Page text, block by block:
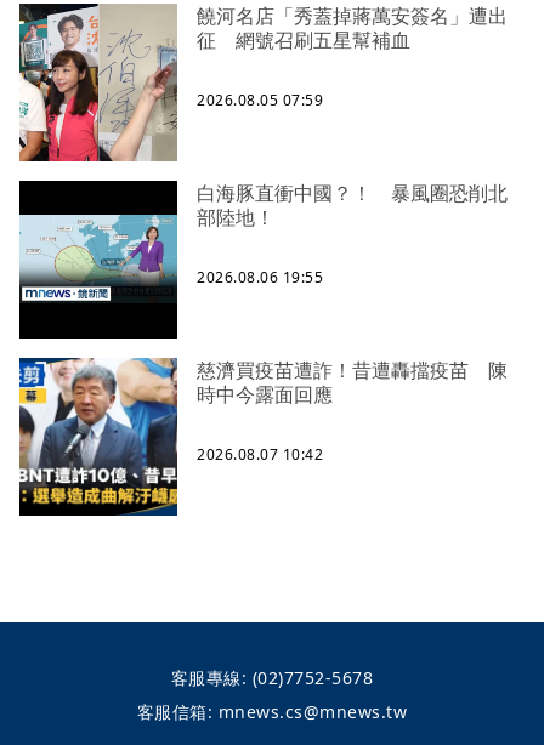
饒河名店「秀蓋掉蔣萬安簽名」遭出
征 網號召刷五星幫補血
2026.08.05 07:59
白海豚直衝中國？！ 暴風圈恐削北
部陸地！
2026.08.06 19:55
慈濟買疫苗遭詐！昔遭轟擋疫苗 陳
時中今露面回應
2026.08.07 10:42
客服專線: (02)7752-5678
客服信箱: mnews.cs@mnews.tw